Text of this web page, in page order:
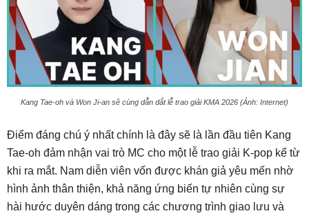
Kang Tae-oh và Won Ji-an sẽ cùng dẫn dắt lễ trao giải KMA 2026 (Ảnh: Internet)
Điểm đáng chú ý nhất chính là đây sẽ là lần đầu tiên Kang
Tae-oh đảm nhận vai trò MC cho một lễ trao giải K-pop kể từ
khi ra mắt. Nam diễn viên vốn được khán giả yêu mến nhờ
hình ảnh thân thiện, khả năng ứng biến tự nhiên cùng sự
hài hước duyên dáng trong các chương trình giao lưu và